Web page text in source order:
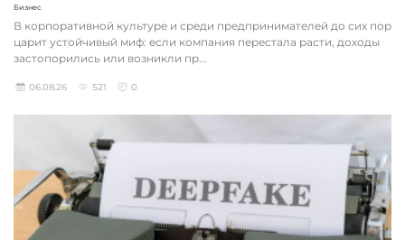
Бизнес
В корпоративной культуре и среди предпринимателей до сих пор
царит устойчивый миф: если компания перестала расти, доходы
застопорились или возникли пр...
06.08.26 521 0